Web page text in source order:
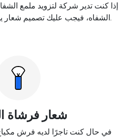
إذا كنت تدير شركة لتزويد ملمع
الشفاه، فيجب عليك تصميم شعار يحتوي على أحمر الشفاه.
شعار فرشاة
في حال كنت تاجرًا لديه فرش